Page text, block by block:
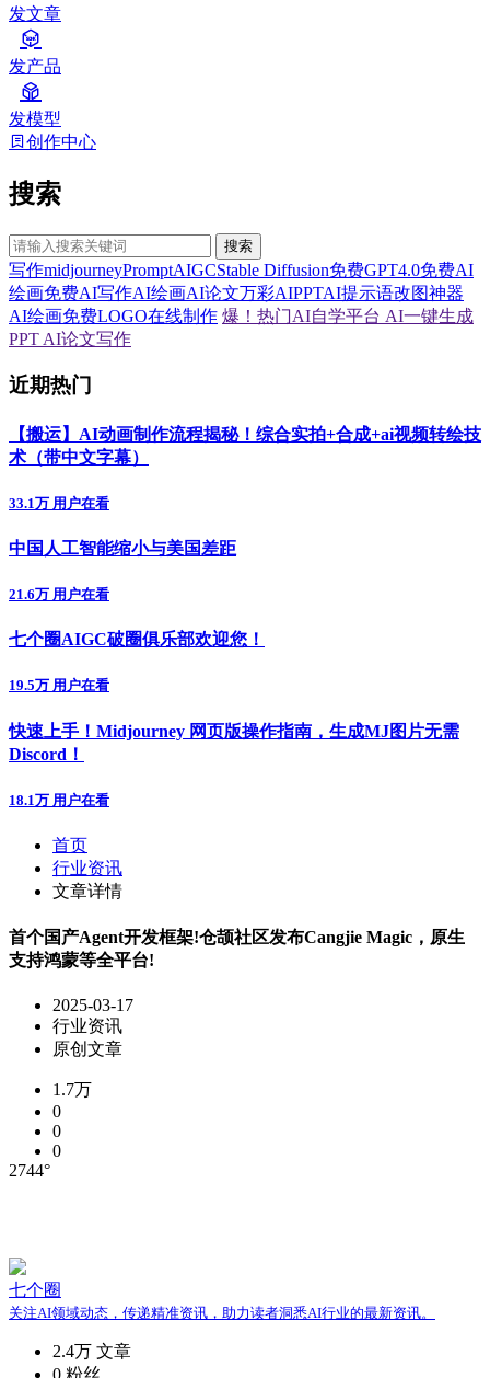
发文章
发产品
发模型
创作中心
搜索
搜索
写作midjourneyPromptAIGCStable Diffusion免费GPT4.0免费AI
绘画免费AI写作AI绘画AI论文万彩AIPPTAI提示语改图神器
AI绘画免费LOGO在线制作 爆！热门AI自学平台 AI一键生成
PPT AI论文写作
近期热门
【搬运】AI动画制作流程揭秘！综合实拍+合成+ai视频转绘技
术（带中文字幕）
33.1万 用户在看
中国人工智能缩小与美国差距
21.6万 用户在看
七个圈AIGC破圈俱乐部欢迎您！
19.5万 用户在看
快速上手！Midjourney 网页版操作指南，生成MJ图片无需
Discord！
18.1万 用户在看
首页
行业资讯
文章详情
首个国产Agent开发框架!仓颉社区发布Cangjie Magic，原生
支持鸿蒙等全平台!
2025-03-17
行业资讯
原创文章
1.7万
0
0
0
2744°
七个圈
关注AI领域动态，传递精准资讯，助力读者洞悉AI行业的最新资讯。
2.4万 文章